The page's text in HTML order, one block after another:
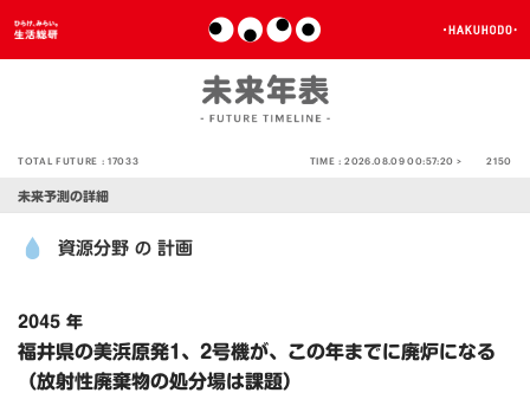
TOTAL FUTURE :17033 TIME :2026.08.09 00:57:20 > 2150
未来予測の詳細
資源分野 の 計画
2045 年
福井県の美浜原発1、2号機が、この年までに廃炉になる
（放射性廃棄物の処分場は課題）